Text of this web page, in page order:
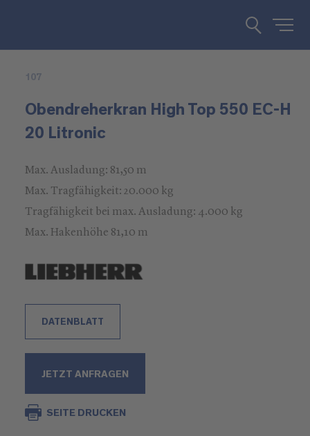
107
Obendreherkran High Top 550 EC-H
20 Litronic
Max. Ausladung: 81,50 m
Max. Tragfähigkeit: 20.000 kg
Tragfähigkeit bei max. Ausladung: 4.000 kg
Max. Hakenhöhe 81,10 m
DATENBLATT
JETZT ANFRAGEN
SEITE DRUCKEN